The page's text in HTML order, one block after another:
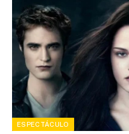
ESPECTÁCULO